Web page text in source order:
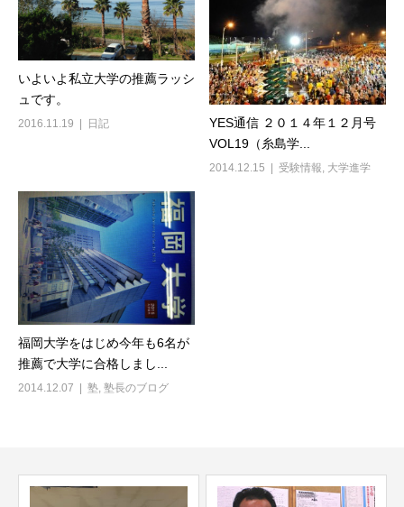
いよいよ私立大学の推薦ラッシ
ュです。
2016.11.19 日記
YES通信 ２０１４年１２月号
VOL19（糸島学...
2014.12.15 受験情報, 大学進学
福岡大学をはじめ今年も6名が
推薦で大学に合格しまし...
2014.12.07 塾, 塾長のブログ